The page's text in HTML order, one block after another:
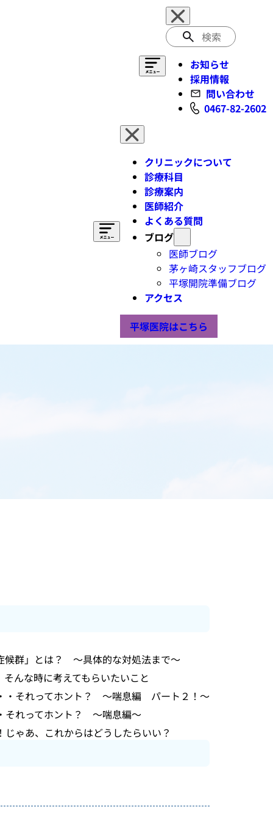
検
索
お知らせ
採用情報
問い合わせ
0467-82-2602
クリニックについて
診療科目
診療案内
医師紹介
よくある質問
ブログ
医師ブログ
茅ヶ崎スタッフブログ
平塚開院準備ブログ
アクセス
平塚医院はこちら
候群」とは？ ～具体的な対処法まで～
んな時に考えてもらいたいこと
・それってホント？ ～喘息編 パート２！～
それってホント？ ～喘息編～
ゃあ、これからはどうしたらいい？